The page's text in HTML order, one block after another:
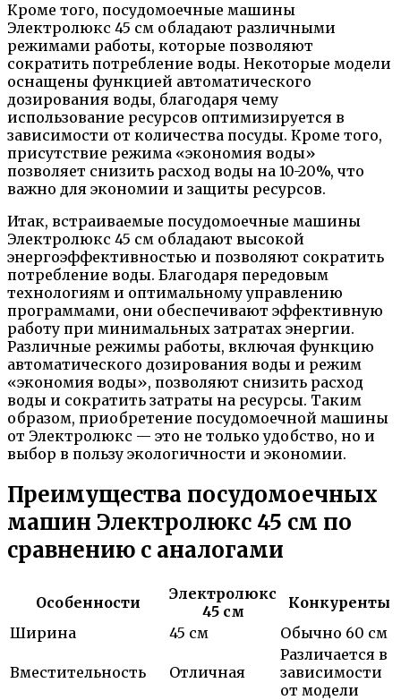
Кроме того, посудомоечные машины
Электролюкс 45 см обладают различными
режимами работы, которые позволяют
сократить потребление воды. Некоторые модели
оснащены функцией автоматического
дозирования воды, благодаря чему
использование ресурсов оптимизируется в
зависимости от количества посуды. Кроме того,
присутствие режима «экономия воды»
позволяет снизить расход воды на 10-20%, что
важно для экономии и защиты ресурсов.
Итак, встраиваемые посудомоечные машины
Электролюкс 45 см обладают высокой
энергоэффективностью и позволяют сократить
потребление воды. Благодаря передовым
технологиям и оптимальному управлению
программами, они обеспечивают эффективную
работу при минимальных затратах энергии.
Различные режимы работы, включая функцию
автоматического дозирования воды и режим
«экономия воды», позволяют снизить расход
воды и сократить затраты на ресурсы. Таким
образом, приобретение посудомоечной машины
от Электролюкс — это не только удобство, но и
выбор в пользу экологичности и экономии.
Преимущества посудомоечных
машин Электролюкс 45 см по
сравнению с аналогами
Особенности
Электролюкс
45 см
Конкуренты
Ширина
45 см Обычно 60 см
Вместительность Отличная
Различается в
зависимости
от модели